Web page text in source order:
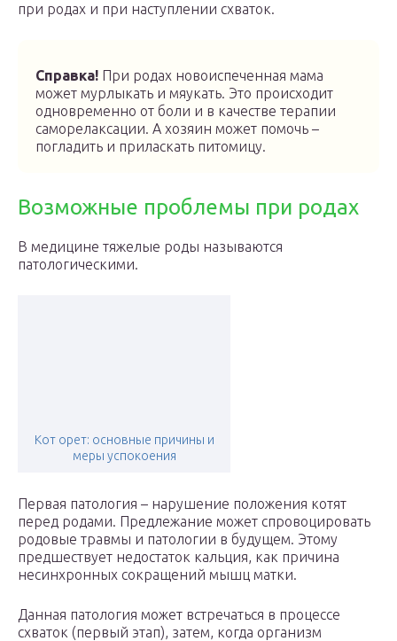
при родах и при наступлении схваток.
Справка! При родах новоиспеченная мама
может мурлыкать и мяукать. Это происходит
одновременно от боли и в качестве терапии
саморелаксации. А хозяин может помочь –
погладить и приласкать питомицу.
Возможные проблемы при родах
В медицине тяжелые роды называются
патологическими.
Кот орет: основные причины и
меры успокоения
Первая патология – нарушение положения котят
перед родами. Предлежание может спровоцировать
родовые травмы и патологии в будущем. Этому
предшествует недостаток кальция, как причина
несинхронных сокращений мышц матки.
Данная патология может встречаться в процессе
схваток (первый этап), затем, когда организм